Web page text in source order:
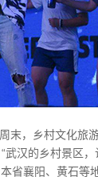
，乡村文化旅
汉的乡村景区
襄阳、黄石等